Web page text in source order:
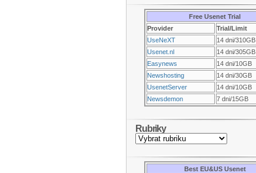
Free Usenet Trial
Provider
Trial/Limit
UseNeXT
14 dni/310GB
Usenet.nl
14 dni/305GB
Easynews
14 dni/10GB
Newshosting
14 dni/30GB
UsenetServer
14 dni/10GB
Newsdemon
7 dni/15GB
Rubriky
Best EU&US Usenet